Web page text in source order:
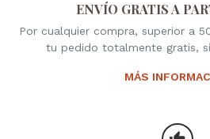
ENVÍO GRATIS A
Por cualquier compra, superior a
tu pedido totalmente gratis,
MÁS